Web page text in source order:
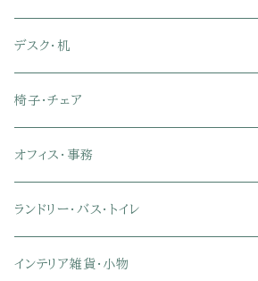
布張り・ファブリックソファ
ソファカバー
ランドリー・トイレ収納
玄関収納
突っ張り棚・突っ張りラック
サイドチェスト
幅90cm以下テレビ台
幅91～120cmテレビ台
幅121～150cmテレビ台
幅151～180cmテレビ台
隙間収納
キッチンマット
キッチン用品
キッチン家電
シングル
セミシングル
シングル
脚付きマットレス
セミシングル
シングル
パイプベッド
ロフトベッド
2段ベッド
折りたたみベッド
枕
タオルケット・ガーゼケット
ブランケット・毛布
布団カバー・敷きパッド
ひんやりマット（冷却マット）
キッチンマット
フローリングマット
ジョイントマット
ダイニングチェア・ベンチ
ダイニングテーブルセット
2人用ダイニングテーブルセット
4人用ダイニングテーブルセット
6人用ダイニングテーブルセット
サイドテーブル
ウッドテーブル
センターテーブル
ガラステーブル
カウンターテーブル
デスク・机
パソコン・オフィスデスク
L字デスク
収納付きデスク
キーボードスライダー付きデスク
椅子・チェア
ダイニングチェア・ベンチ
オフィスチェア
リクライニングチェア
リビングチェア
オフィス・事務
オフィスチェア
オフィスデスク
ランドリー・バス・トイレ
ランドリーラック
インテリア雑貨・小物